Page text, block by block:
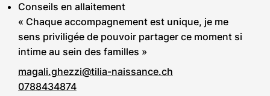
Conseils en allaitement
« Chaque accompagnement est unique, je me
sens priviligée de pouvoir partager ce moment si
intime au sein des familles »
magali.ghezzi@tilia-naissance.ch
0788434874